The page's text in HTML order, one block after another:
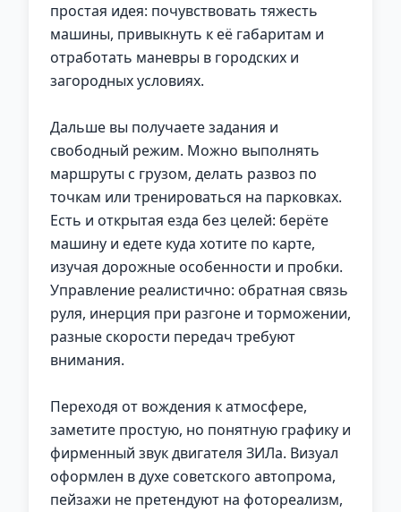
простая идея: почувствовать тяжесть
машины, привыкнуть к её габаритам и
отработать маневры в городских и
загородных условиях.
Дальше вы получаете задания и
свободный режим. Можно выполнять
маршруты с грузом, делать развоз по
точкам или тренироваться на парковках.
Есть и открытая езда без целей: берёте
машину и едете куда хотите по карте,
изучая дорожные особенности и пробки.
Управление реалистично: обратная связь
руля, инерция при разгоне и торможении,
разные скорости передач требуют
внимания.
Переходя от вождения к атмосфере,
заметите простую, но понятную графику и
фирменный звук двигателя ЗИЛа. Визуал
оформлен в духе советского автопрома,
пейзажи не претендуют на фотореализм,